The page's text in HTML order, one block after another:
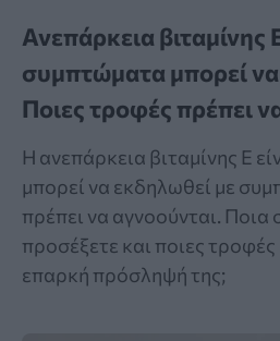
Ανεπάρκεια βιταμίνης
συμπτώματα μπορεί
Ποιες τροφές πρέπει
Η ανεπάρκεια βιταμίνης Ε
μπορεί να εκδηλωθεί με
πρέπει να αγνοούνται. Ποια
προσέξετε και ποιες
επαρκή πρόσληψή της;